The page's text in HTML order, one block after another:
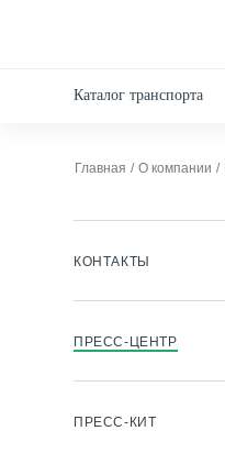
Каталог транспорта
Главная О компании
КОНТАКТЫ
ПРЕСС-ЦЕНТР
ПРЕСС-КИТ